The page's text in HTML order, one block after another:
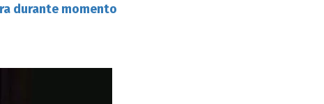
durante momento